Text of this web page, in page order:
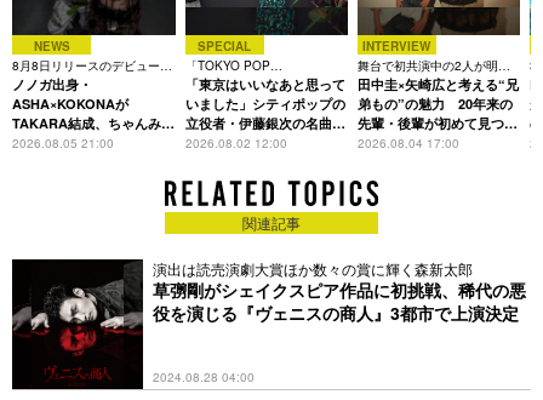
NEWS
8月8日リリースのデビュー曲
は「Time is money」
ノノガ出身・
ASHA×KOKONAが
TAKARA結成、ちゃんみな
主宰レーベル第2弾アーテ
2026.08.05 21:00
SPECIAL
「TOKYO POP
CHRONICLE」特集
「東京はいいなあと思って
いました」シティポップの
立役者・伊藤銀次の名曲回
想録
2026.08.02 12:00
INTERVIEW
舞台で初共演中の2人が明か
す、今の自分をつくる恩人の
存在
田中圭×矢崎広と考える“兄
弟もの”の魅力 20年来の
先輩・後輩が初めて見つけ
た互いの共通点とは
2026.08.04 17:00
3
関連記事
演出は読売演劇大賞ほか数々の賞に輝く森新太郎
草彅剛がシェイクスピア作品に初挑戦、稀代の悪
役を演じる『ヴェニスの商人』3都市で上演決定
2024.08.28 04:00